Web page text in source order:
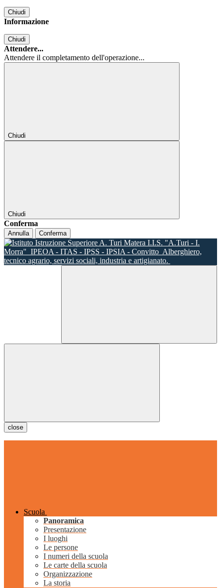
Chiudi
Informazione
Chiudi
Attendere...
Attendere il completamento dell'operazione...
Chiudi
Chiudi
Conferma
Annulla Conferma
I.I.S. "A.Turi - I.
Morra" IPEOA - ITAS - IPSS - IPSIA - Convitto Alberghiero,
tecnico agrario, servizi sociali, industria e artigianato.
close
Scuola
Panoramica
Presentazione
I luoghi
Le persone
I numeri della scuola
Le carte della scuola
Organizzazione
La storia